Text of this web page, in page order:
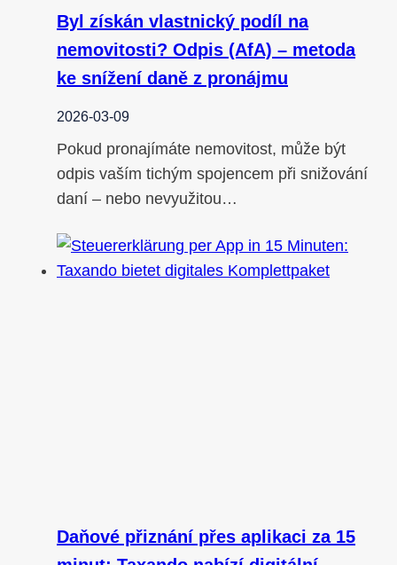
Byl získán vlastnický podíl na
nemovitosti? Odpis (AfA) – metoda
ke snížení daně z pronájmu
2026-03-09
Pokud pronajímáte nemovitost, může být
odpis vaším tichým spojencem při snižování
daní – nebo nevyužitou…
Daňové přiznání přes aplikaci za 15